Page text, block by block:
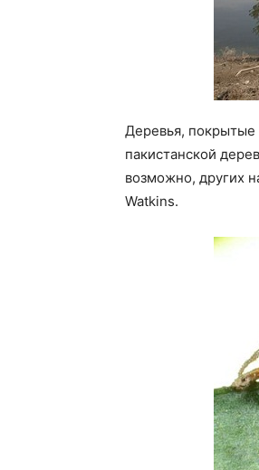
Деревья, покрытые
пакистанской
возможно, других
Watkins.